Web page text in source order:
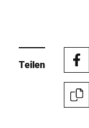
Teilen